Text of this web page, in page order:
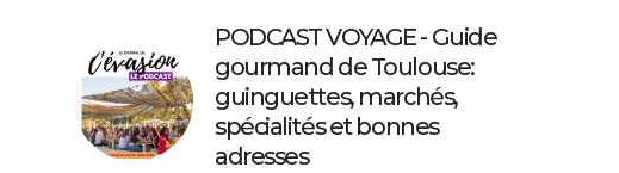
PODCAST VOYAGE - Guide
gourmand de Toulouse:
guinguettes, marchés,
spécialités et bonnes
adresses